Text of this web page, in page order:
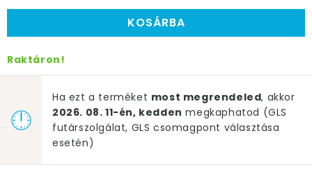
KOSÁRBA
Raktáron!
Ha ezt a terméket most megrendeled, akkor
2026. 08. 11-én, kedden megkaphatod (GLS
futárszolgálat, GLS csomagpont választása
esetén)